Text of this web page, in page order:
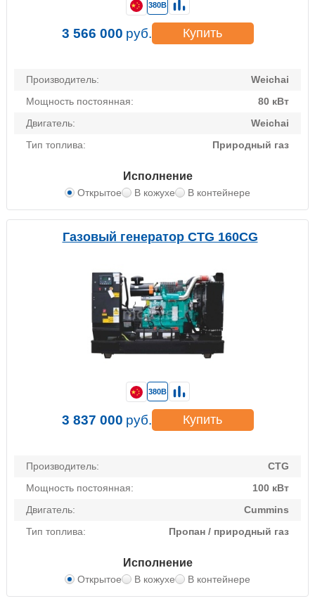
Производитель:
Weichai
Мощность постоянная:
80 кВт
Двигатель:
Weichai
Тип топлива:
Природный газ
Исполнение
Открытое В кожухе В контейнере
380В
3 566 000 руб. Купить
Газовый генератор CTG 160CG
Производитель:
CTG
Мощность постоянная:
100 кВт
Двигатель:
Cummins
Тип топлива:
Пропан / природный газ
Исполнение
Открытое В кожухе В контейнере
380В
3 837 000 руб. Купить